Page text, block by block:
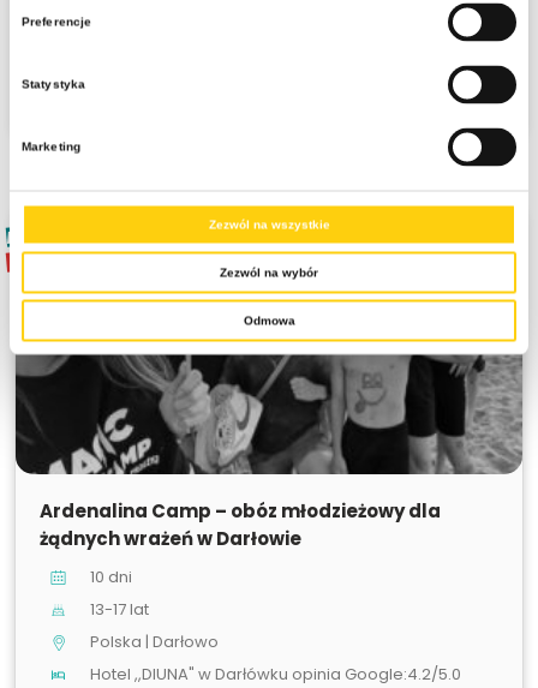
Preferencje
Statystyka
Marketing
Zezwól na wszystkie
Zezwól na wybór
Odmowa
3199 zł
NOWOŚĆ
SPRZEDANE
SPRZEDANE
Ardenalina Camp – obóz młodzieżowy dla
żądnych wrażeń w Darłowie
10 dni
13-17 lat
Polska | Darłowo
Hotel ,,DIUNA" w Darłówku opinia Google:4.2/5.0